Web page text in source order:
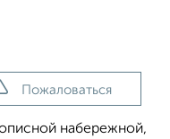
Пожаловаться
набережной,